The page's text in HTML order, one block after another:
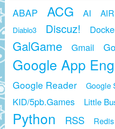
ABAP ACG AI AIR
Diablo3 Discuz!
GalGame Gmail Go
Google App
Google Reader Google
KID/5pb.Games Little
Python RSS Redis